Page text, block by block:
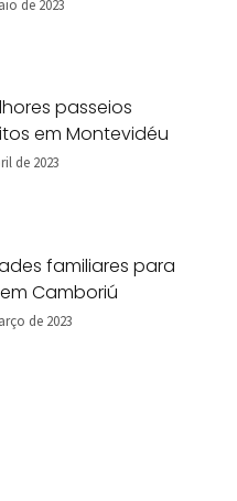
de 2023
passeios
em Montevidéu
de 2023
familiares para
Camboriú
de 2023